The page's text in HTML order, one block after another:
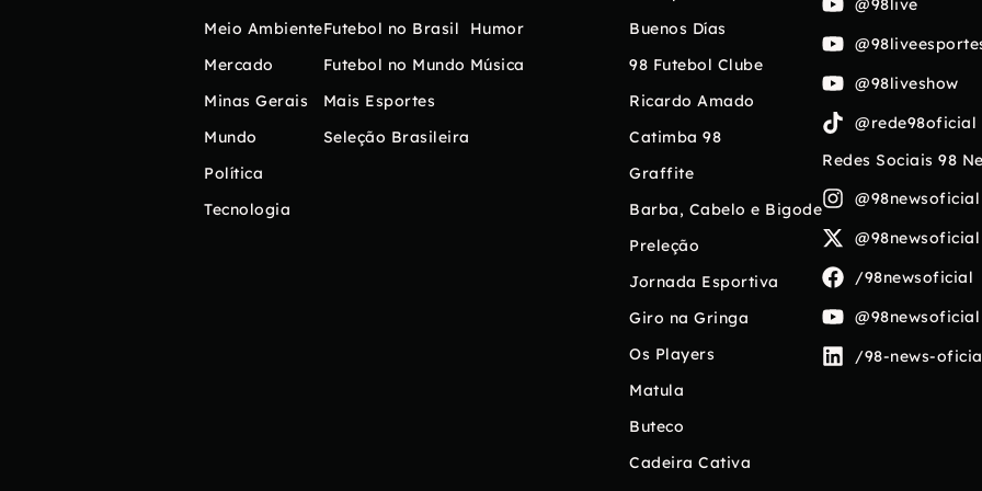
Meio Ambiente
Mercado
Minas Gerais
Mundo
Política
Tecnologia
Futebol no Brasil
Futebol no Mundo
Mais Esportes
Seleção Brasileira
Humor
Música
Buenos Días
98 Futebol Clube
Ricardo Amado
Catimba 98
Graffite
Barba, Cabelo e Bigode
Preleção
Jornada Esportiva
Giro na Gringa
Os Players
Matula
Buteco
Cadeira Cativa
@98live
@98liveshow
@rede98oficial
Redes Sociais 98
@98newsoficial
@98newsoficial
/98newsoficial
@98newsoficial
/98-news-